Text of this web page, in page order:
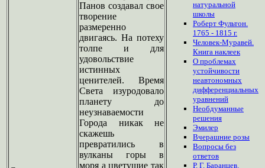
Панов создавал свое
творение
размеренно
двигаясь. На потеху
толпе и для
удовольствие
истинных
ценителей. Время
Света изуродовало
планету до
неузнаваемости
Города никак не
скажешь
превратились в
вулканы горы в
моря а цветущие так
натуральной
школы
Роберт Фультон.
1765 - 1815 г.
Человек-Муравей.
Книга наклеек
О проблемах
устойчивости
неавтономных
дифференциальных
уравнений
Необдуманные
решения
Эмилер
Вчерашние розы
Вопросы без
ответов
Р. Г. Баранцев.